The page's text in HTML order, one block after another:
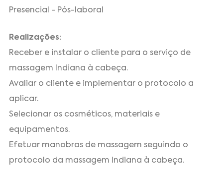
Presencial - Pós-laboral
Realizações:
Receber e instalar o cliente para o serviço de
massagem Indiana à cabeça.
Avaliar o cliente e implementar o protocolo a
aplicar.
Selecionar os cosméticos, materiais e
equipamentos.
Efetuar manobras de massagem seguindo o
protocolo da massagem Indiana à cabeça.